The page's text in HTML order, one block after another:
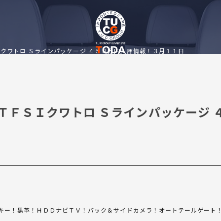
ワトロ Ｓラインパッケージ ４５８万円入庫情報！３月１１日
ＦＳＩクワトロ Ｓラインパッケージ
！黒革！ＨＤＤナビＴＶ！バック＆サイドカメラ！オートテールゲート